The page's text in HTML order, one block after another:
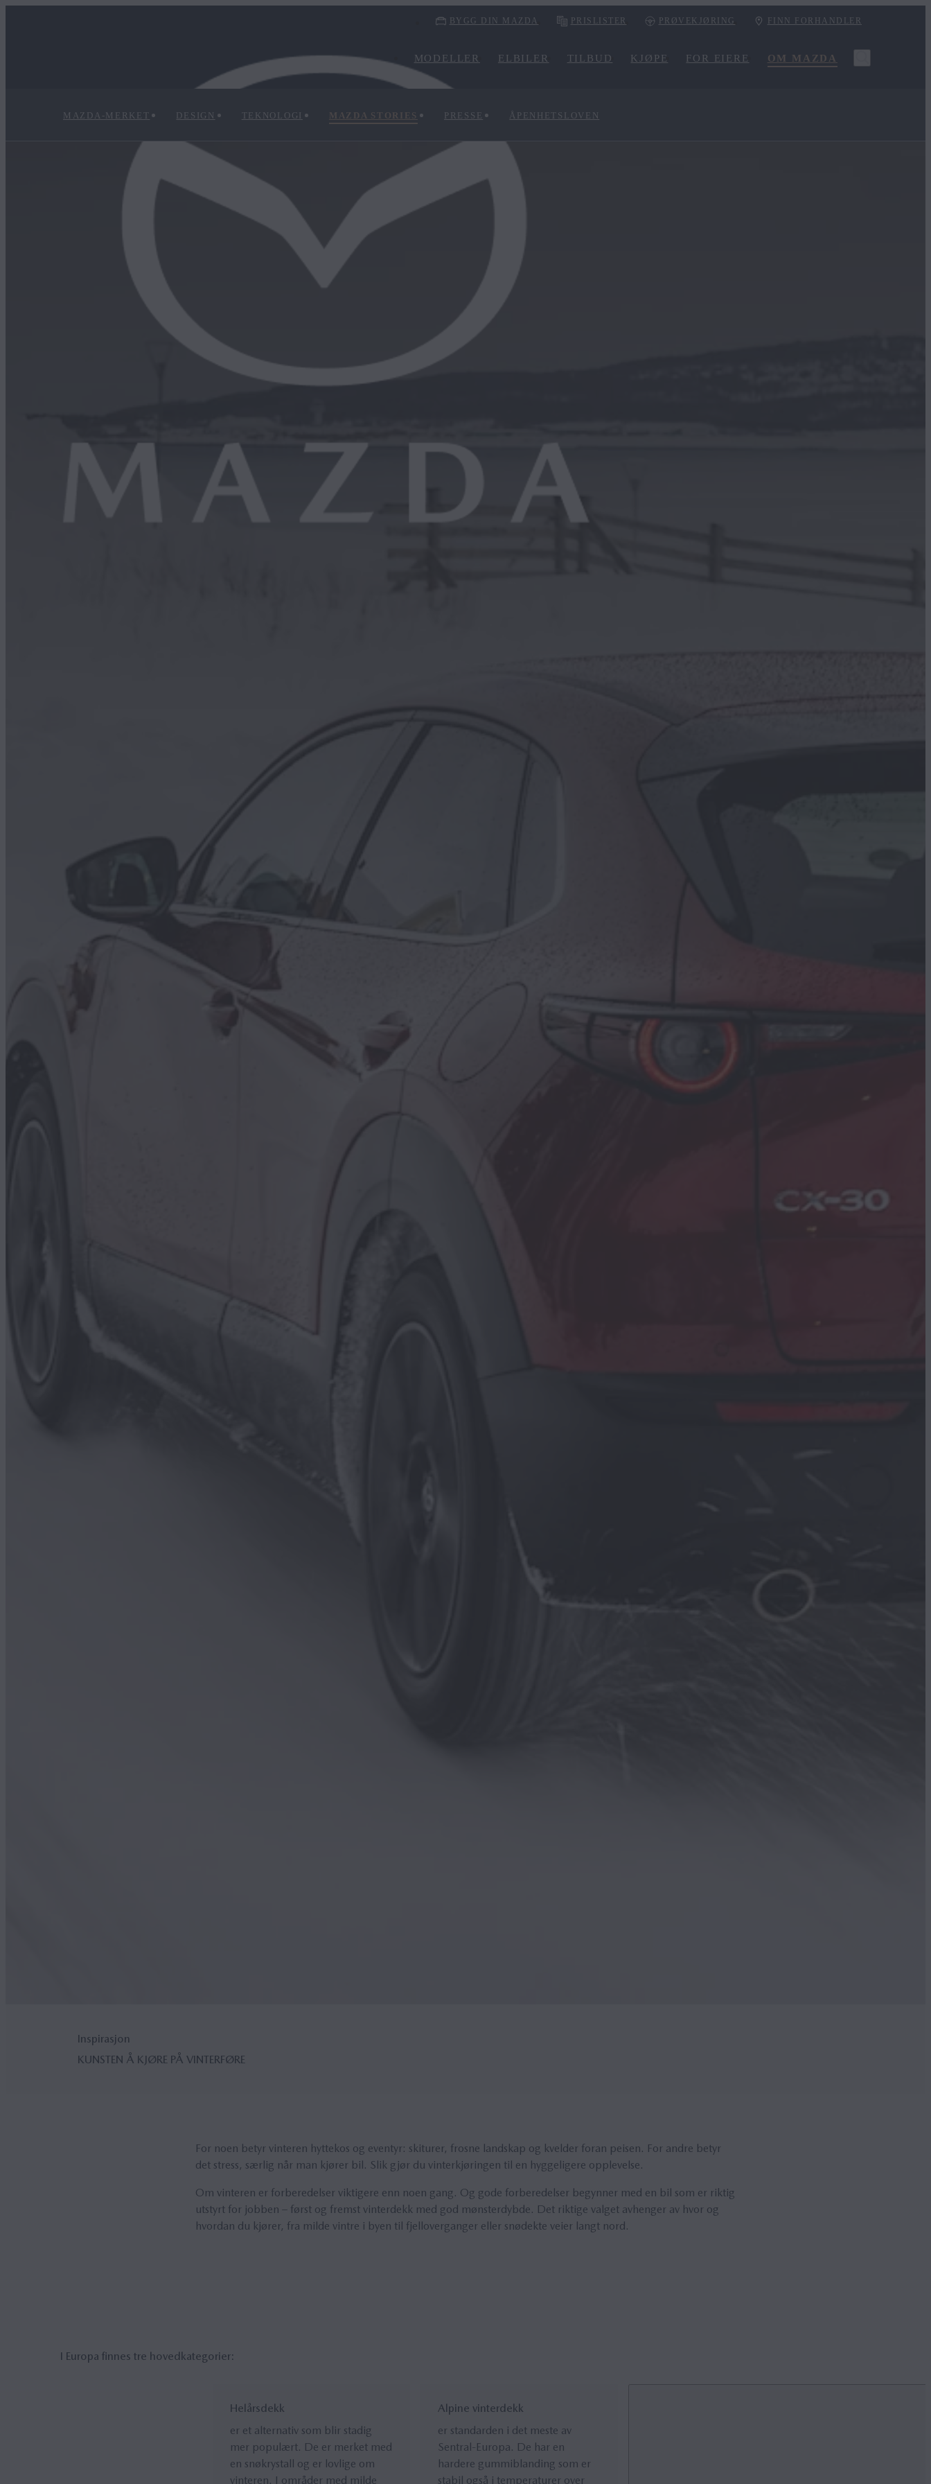
BYGG DIN MAZDA PRISLISTER PRØVEKJØRING FINN FORHANDLER
MODELLER ELBILER TILBUD KJØPE FOR EIERE OM MAZDA
MAZDA-MERKET DESIGN TEKNOLOGI MAZDA STORIES PRESSE ÅPENHETSLOVEN
Inspirasjon
KUNSTEN Å KJØRE PÅ VINTERFØRE
For noen betyr vinteren hyttekos og eventyr: skiturer, frosne landskap og kvelder foran peisen. For andre betyr
det stress, særlig når man kjører bil. Slik gjør du vinterkjøringen til en hyggeligere opplevelse.
Om vinteren er forberedelser viktigere enn noen gang. Og gode forberedelser begynner med en bil som er riktig
utstyrt for jobben – først og fremst vinterdekk med god mønsterdybde. Det riktige valget avhenger av hvor og
hvordan du kjører, fra milde vintre i byen til fjelloverganger eller snødekte veier langt nord.
I Europa finnes tre hovedkategorier:
Helårsdekk
er et alternativ som blir stadig
mer populært. De er merket med
en snøkrystall og er lovlige om
vinteren. I områder med milde
Alpine vinterdekk
er standarden i det meste av
Sentral-Europa. De har en
hardere gummiblanding som er
stabil også i temperaturer over